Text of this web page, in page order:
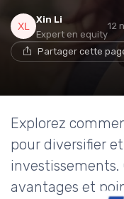
Xin Li
Expert en equity
12
Partager cette
Explorez
pour diversifier
investissements.
avantages et